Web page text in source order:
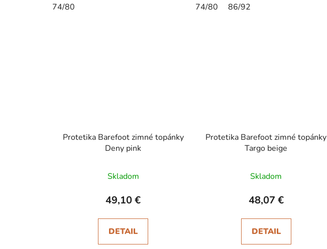
74/80 74/80 86/92
Protetika Barefoot zimné topánky
Deny pink
Skladom
49,10 €
DETAIL
Protetika Barefoot zimné topánky
Targo beige
Skladom
48,07 €
DETAIL